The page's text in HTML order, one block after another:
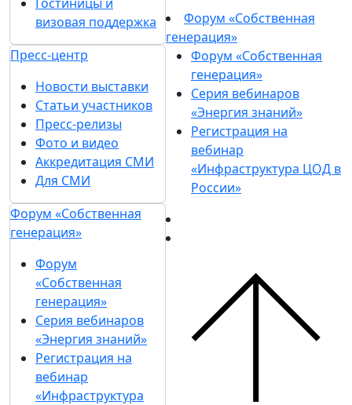
визовая поддержка
Пресс-центр
Новости выставки
Статьи участников
Пресс-релизы
Фото и видео
Аккредитация СМИ
Для СМИ
Форум «Собственная
генерация»
Форум
«Собственная
генерация»
Серия вебинаров
«Энергия знаний»
Регистрация на
вебинар
«Инфраструктура
Форум «Собственная
генерация»
Форум «Собственная
генерация»
Серия вебинаров
«Энергия знаний»
Регистрация на
вебинар
«Инфраструктура ЦОД в
России»